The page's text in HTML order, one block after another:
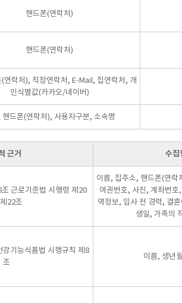
핸드폰(연락처)
핸드폰(연락처)
연락처), 직장연락처, E-Mail, 집연락처, 개
인식별값(카카오/네이버)
핸드폰(연락처), 사용자구분, 소속명
근거 수집
근로기준법 시행령 제20
22조
이름, 집주소, 핸드폰(연
여권번호, 사진, 계좌번
역정보, 입사 전 경력, 결
생일, 가족의
기능식품법 시행규칙 제8
조
이름, 생년